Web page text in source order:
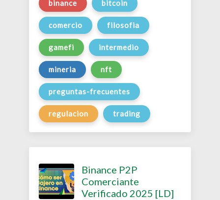
binance bitcoin
comercio filosofia
gamefi intermedio
mineria nft
preguntas-frecuentes
regulacion trading
Binance P2P
Comerciante
Verificado 2025 [LD]